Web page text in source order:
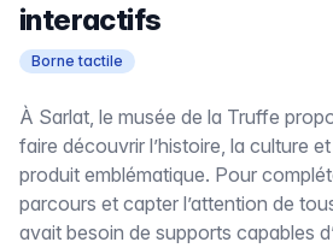
interactifs
Borne tactile
À Sarlat, le musée de la Truffe
faire découvrir l’histoire, la culture
produit emblématique. Pour
parcours et capter l’attention de
avait besoin de supports capables